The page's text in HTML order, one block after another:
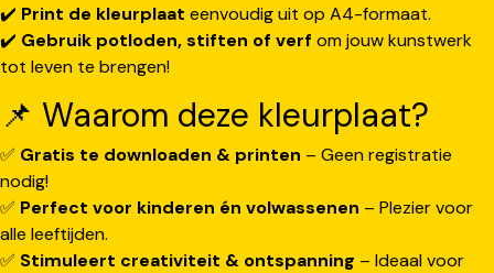
✔️ Print de kleurplaat eenvoudig uit op A4-formaat.
✔️ Gebruik potloden, stiften of verf om jouw kunstwerk
tot leven te brengen!
📌 Waarom deze kleurplaat?
✅ Gratis te downloaden & printen – Geen registratie
nodig!
✅ Perfect voor kinderen én volwassenen – Plezier voor
alle leeftijden.
✅ Stimuleert creativiteit & ontspanning – Ideaal voor